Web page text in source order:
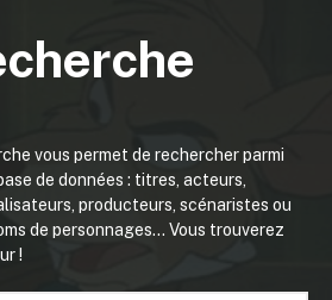
vous permet de rechercher parmi
de données : titres, acteurs,
producteurs, scénaristes ou
de personnages... Vous trouverez
!